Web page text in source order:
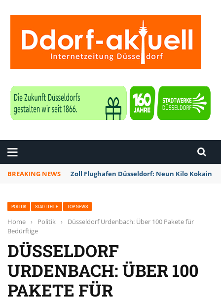
BREAKING NEWS Zoll Flughafen Düsseldorf: Neun Kilo Kokain
POLITIK STADTTEILE TOP NEWS
Home › Politik ›
Düsseldorf Urdenbach: Über 100 Pakete für
Bedürftige
DÜSSELDORF
URDENBACH: ÜBER 100
PAKETE FÜR